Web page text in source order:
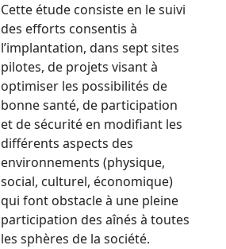
Cette étude consiste en le suivi
des efforts consentis à
l’implantation, dans sept sites
pilotes, de projets visant à
optimiser les possibilités de
bonne santé, de participation
et de sécurité en modifiant les
différents aspects des
environnements (physique,
social, culturel, économique)
qui font obstacle à une pleine
participation des aînés à toutes
les sphères de la société.